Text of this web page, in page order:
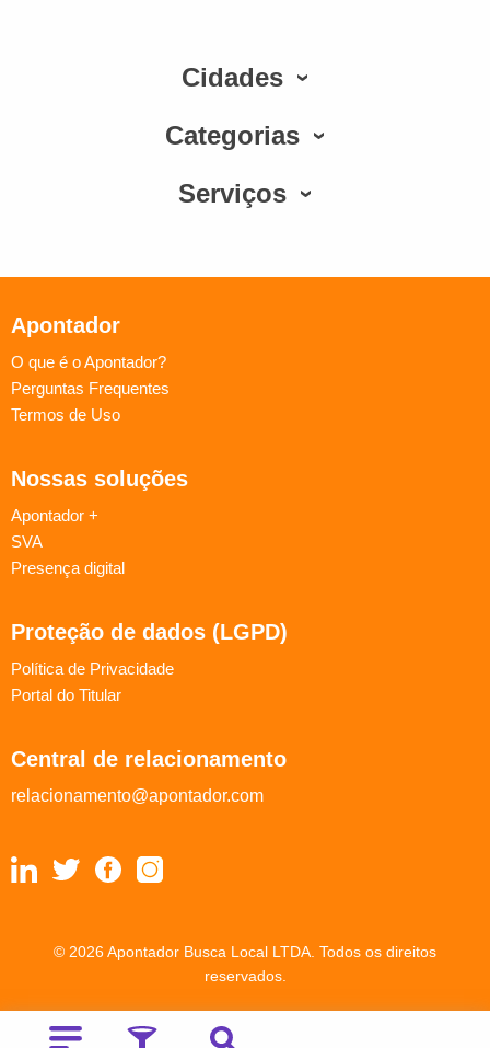
Cidades
Categorias
Serviços
Apontador
O que é o Apontador?
Perguntas Frequentes
Termos de Uso
Nossas soluções
Apontador +
SVA
Presença digital
Proteção de dados (LGPD)
Política de Privacidade
Portal do Titular
Central de relacionamento
relacionamento@apontador.com
© 2026 Apontador Busca Local LTDA. Todos os direitos
reservados.